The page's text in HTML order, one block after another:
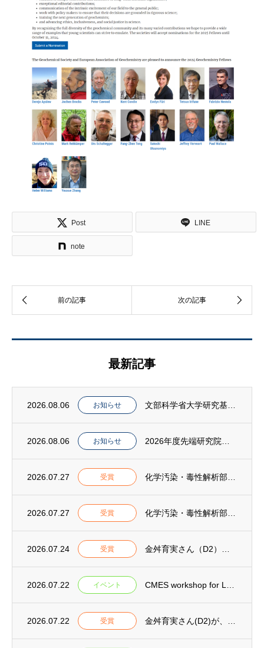
Post LINE
note
最新記事
2026.08.06 お知らせ 文部科学省大学研究基盤整備課の石田善顕課長らがPIAS共同利用・共同研究拠点施設を視察
2026.08.06 お知らせ 2026年度先端研究院シンポジウムを開催しました
2026.07.27 受賞 化学汚染・毒性解析部門(CMES)の岩田久人教授が「第35回環境化学功績賞」を受賞
2026.07.27 受賞 化学汚染・毒性解析部門(CMES)の学生らが第5回環境化学物質合同大会において「優秀発...
2026.07.24 受賞 金舛育実さん（D2）が第80回セメント技術大会「優秀講演者賞」を受賞
2026.07.22 イベント CMES workshop for Launching Interdisciplina...
2026.07.22 受賞 金舛育実さん(D2)が、公益社団法人日本コンクリート工学会「年次論文奨励賞」を受賞